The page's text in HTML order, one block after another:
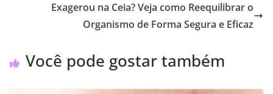
Exagerou na Ceia? Veja como Reequilibrar o
Organismo de Forma Segura e Eficaz
Você pode gostar também